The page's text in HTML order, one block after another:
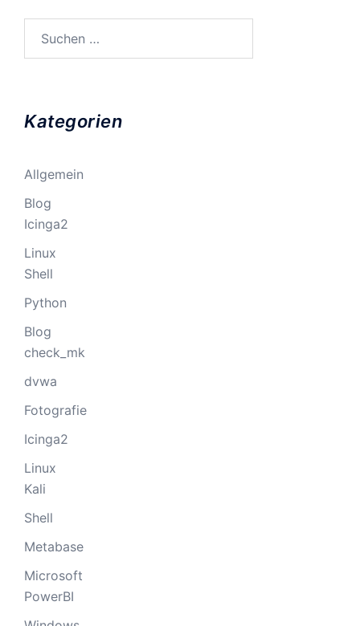
Kategorien
Allgemein
Blog
Icinga2
Linux
Shell
Python
Blog
check_mk
dvwa
Fotografie
Icinga2
Linux
Kali
Shell
Metabase
Microsoft
PowerBI